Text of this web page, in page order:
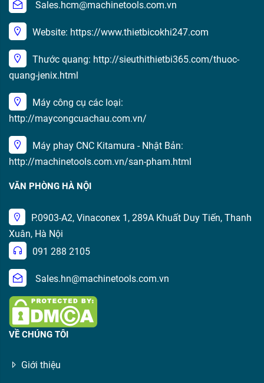
Sales.hcm@machinetools.com.vn
Website: https://www.thietbicokhi247.com
Thước quang: http://sieuthithietbi365.com/thuoc-
quang-jenix.html
Máy công cụ các loại:
http://maycongcuachau.com.vn/
Máy phay CNC Kitamura - Nhật Bản:
http://machinetools.com.vn/san-pham.html
VĂN PHÒNG HÀ NỘI
P.0903-A2, Vinaconex 1, 289A Khuất Duy Tiến, Thanh
Xuân, Hà Nội
091 288 2105
Sales.hn@machinetools.com.vn
VỀ CHÚNG TÔI
Giới thiệu